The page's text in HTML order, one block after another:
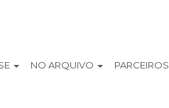
NO ARQUIVO PARCEIROS